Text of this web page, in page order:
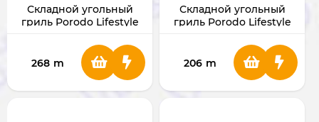
Складной угольный
гриль Porodo Lifestyle
PDLFSTBSABK
268 m
Складной угольный
гриль Porodo Lifestyle
PDLFSTMCSBK
206 m